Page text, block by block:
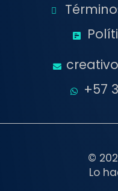
+57
©
Lo